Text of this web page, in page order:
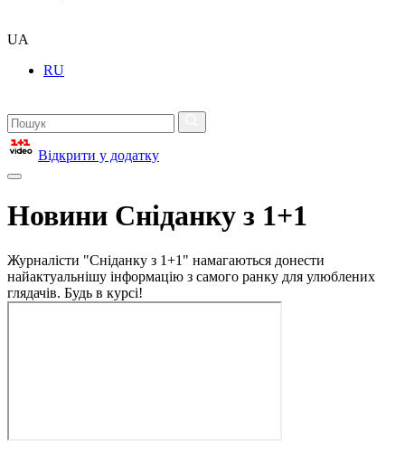
UA
RU
Відкрити у додатку
Новини Сніданку з 1+1
Журналісти "Сніданку з 1+1" намагаються донести
найактуальнішу інформацію з самого ранку для улюблених
глядачів. Будь в курсі!